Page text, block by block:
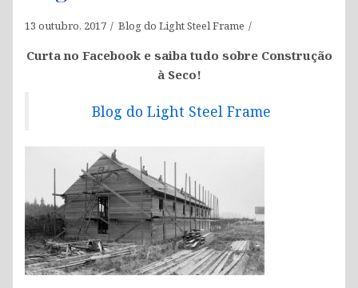
13 outubro, 2017 Blog do Light Steel Frame
Curta no Facebook e saiba tudo sobre Construção
à Seco!
Blog do Light Steel Frame